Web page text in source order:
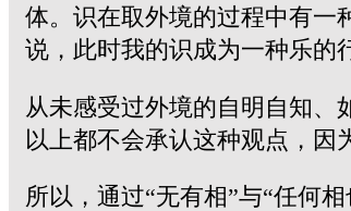
体。识在取外境的过程中有一
说，此时我的识成为一种乐的
从未感受过外境的自明自知
以上都不会承认这种观点，因
所以，通过“无有相”与“任何